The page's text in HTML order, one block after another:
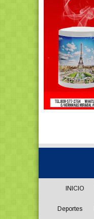
INICIO
Deportes